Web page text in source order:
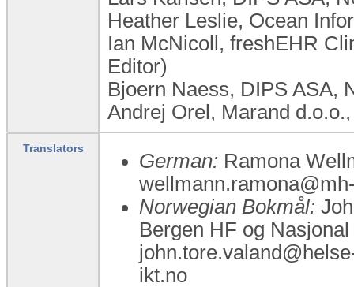
Heather Leslie, Ocean
Ian McNicoll, freshEHR
Editor)
Bjoern Naess, DIPS ASA,
Andrej Orel, Marand
Translators
German: Ramona
Norwegian Bokmål:
Bergen HF og
ikt.no